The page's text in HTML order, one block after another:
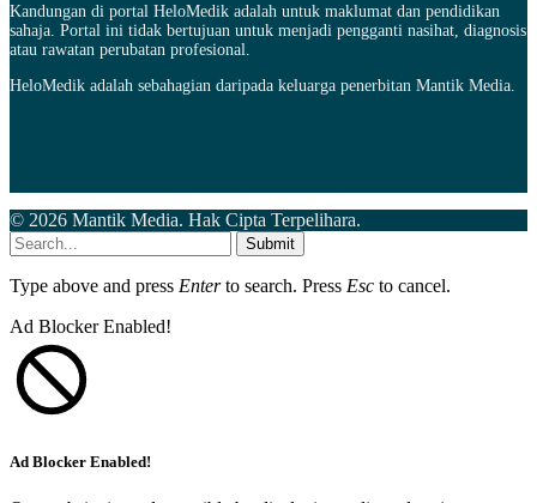
Kandungan di portal HeloMedik adalah untuk maklumat dan pendidikan
sahaja. Portal ini tidak bertujuan untuk menjadi pengganti nasihat, diagnosis
atau rawatan perubatan profesional.
HeloMedik adalah sebahagian daripada keluarga penerbitan Mantik Media.
© 2026 Mantik Media. Hak Cipta Terpelihara.
Submit
Type above and press Enterto search. Press Esc to cancel.
Ad Blocker Enabled!
Ad Blocker Enabled!